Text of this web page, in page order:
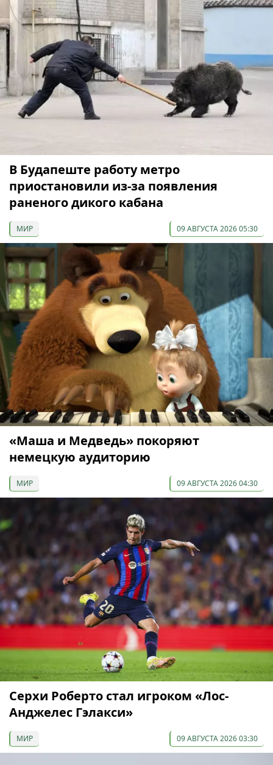
В Будапеште работу метро
приостановили из-за появления
раненого дикого кабана
МИР 09 АВГУСТА 2026 05:30
«Маша и Медведь» покоряют
немецкую аудиторию
МИР 09 АВГУСТА 2026 04:30
Серхи Роберто стал игроком «Лос-
Анджелес Гэлакси»
МИР 09 АВГУСТА 2026 03:30